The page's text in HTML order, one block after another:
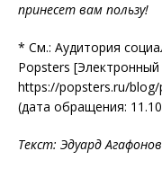
принесет вам пользу!
* См.: Аудитория
Popsters [Электронный
https://popsters.ru/
(дата обращения:
Текст: Эдуард Агафонов